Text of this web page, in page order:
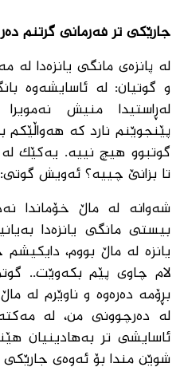
جارێکی تر فەرمانی گرتنم
لە پانزەی مانگی یانزەدا لە
و گوتیان: لە ئاسایشەوە
لەڕاستیدا منیش
پێنجوێنم نارد کە ھەواڵێکم
گوتبوو ھیچ نییە. یەکێک
تا بزانێ چییە؟ ئەویش گوتی:
بیستی مانگی یانزەدا
یانزە لە ماڵ بووم،
لام چاوی پێم بکەوێت..
بڕۆمە دەرەوە و ناوێرم لە
لە دەرچوونی من، لە
ئاسایشی تر بەھادینیان
شوێن مندا بۆ ئەوەی جارێکی